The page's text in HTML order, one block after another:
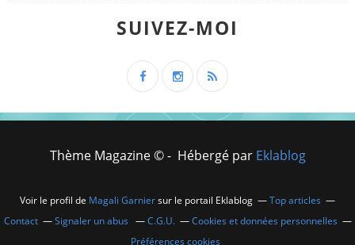
SUIVEZ-MOI
Thème Magazine © - Hébergé par Eklablog
Voir le profil de Magali Garniersur le portail Eklablog
Top articles
Contact
Signaler un abus C.G.U.
Cookies et données personnelles
Préférences cookies